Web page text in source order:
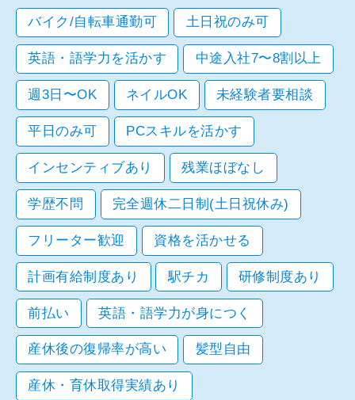
バイク/自転車通勤可 土日祝のみ可
英語・語学力を活かす 中途入社7〜8割以上
週3日〜OK ネイルOK 未経験者要相談
平日のみ可 PCスキルを活かす
インセンティブあり 残業ほぼなし
学歴不問 完全週休二日制(土日祝休み)
フリーター歓迎 資格を活かせる
計画有給制度あり 駅チカ 研修制度あり
前払い 英語・語学力が身につく
産休後の復帰率が高い 髪型自由
産休・育休取得実績あり